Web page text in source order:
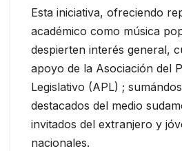
Esta iniciativa, ofreciendo
académico como música
despierten interés general,
apoyo de la Asociación del
Legislativo (APL) ;
destacados del medio
invitados del extranjero y
nacionales.